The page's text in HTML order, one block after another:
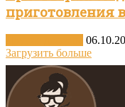
приготовления
Загрузить больше